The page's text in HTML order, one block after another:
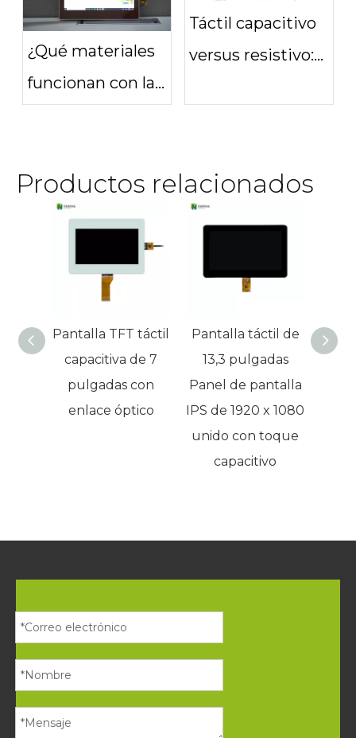
¿Qué materiales
funcionan con las
Táctil capacitivo
versus resistivo:
Productos relacionados
Pantalla TFT táctil
capacitiva de 7
pulgadas con
enlace óptico
Pantalla táctil de
13,3 pulgadas
Panel de pantalla
IPS de 1920 x 1080
unido con toque
capacitivo